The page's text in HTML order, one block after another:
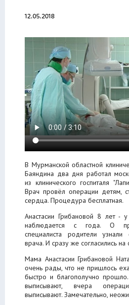
12.05.2018
В Мурманской областной
Баяндина два дня работал
из клинического госпиталя
Врач провёл операции детям,
сердца. Процедура бесплатная.
Анастасии Грибановой 8 лет -
наблюдается с года. О
специалиста родители
врача. И сразу же согласились
Мама Анастасии Грибановой
очень рады, что не пришлось
быстро и благополучно
выписывают, вчера
выписывают. Замечательно,